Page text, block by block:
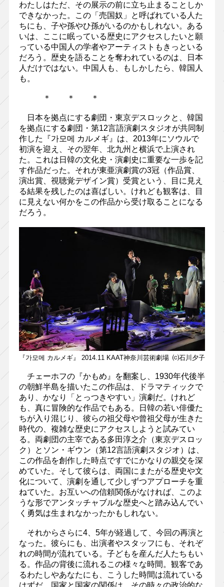
わたしはただ、その展示の前に立ち止まることしか
できなかった。この「売国奴」と呼ばれている人た
ちにも、子や孫やひ孫がいるのかもしれない。ある
いは、ここに眠っている歴史にアクセスしたいと願
っている中国人の学者やアーティストもきっといる
だろう。歴史を語ることを奪われているのは、日本
人だけではない。中国人も、もしかしたら、韓国人
も。
＊ ＊ ＊
日本を拠点にする劇団・東京デスロックと、韓国
を拠点にする劇団・第12言語演劇スタジオが共同制
作した『가모메 カルメギ』は、2013年にソウルで
初演を迎え、その翌年、北九州と横浜で上演され
た。これは日韓の文化史・演劇史に重要な一歩を記
す作品だった。それが東亜演劇賞の3冠（作品賞、
演出賞、視聴覚デザイン賞）受賞という、目に見え
る結果を残したのは喜ばしい。けれども観客は、目
に見えない何かをこの作品から受け取ることになる
だろう。
『가모메 カルメギ』 2014.11 KAAT神奈川芸術劇場 ⒞石川夕子
チェーホフの『かもめ』を翻案し、1930年代後半
の朝鮮半島を描いたこの作品は、ドラマティックで
あり、かなり「とっつきやすい」演劇だ。けれど
も、真に冒険的な作品でもある。日韓の若い俳優た
ちが入り混じり、彼らの祖父母や曾祖父母が生きた
時代の、複雑な歴史にアクセスしようと試みてい
る。両劇団の主宰である多田淳之介（東京デスロッ
ク）とソン・ギウン（第12言語演劇スタジオ）は、
この作品を創作した時点ですでにかなりの親交を深
めていた。そして彼らは、両国にまたがる歴史や文
化について、演劇を通して少しずつアプローチを重
ねていた。お互いへの信頼関係がなければ、このよ
うな形でアンタッチャブルな歴史へと踏み込んでい
く勇気は生まれなかったかもしれない。
それからさらに4、5年が経過して、今回の再演と
なった。彼らにも、出演者やスタッフにも、それぞ
れの時間が流れている。子どもを産んだ人たちもい
る。作品の背後に流れるこの様々な時間。観客であ
るわたしやあなたにも、こうした時間は流れている